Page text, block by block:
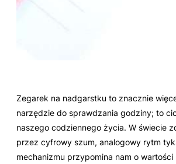
Zegarek na nadgarstku to znacznie
narzędzie do sprawdzania godziny; to
naszego codziennego życia. W świecie
przez cyfrowy szum, analogowy rytm
mechanizmu przypomina nam o